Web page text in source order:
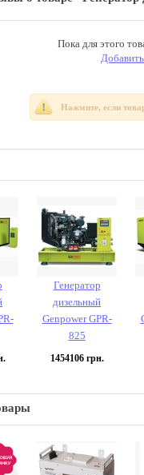
Пока для этого
Нажмите, если
Генератор
дизельный
Genpower GPR-
825
1454106грн.